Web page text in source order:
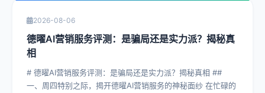
2026-08-06
德曜AI营销服务评测：是骗局还是实力派？揭秘真
相
# 德曜AI营销服务评测：是骗局还是实力派？揭秘真相 ##
一、周四特别之际，揭开德曜AI营销服务的神秘面纱 在忙碌的